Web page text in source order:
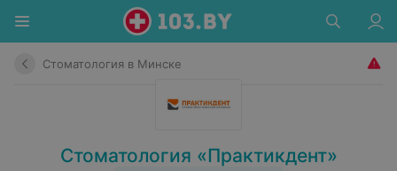
Стоматология в Минске
Стоматология «Практикдент»